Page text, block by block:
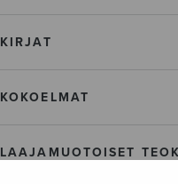
KIRJAT
KOKOELMAT
LAAJAMUOTOISET